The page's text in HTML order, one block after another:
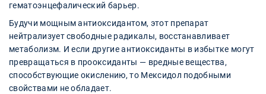
гематоэнцефалический барьер.
Будучи мощным антиоксидантом, этот препарат
нейтрализует свободные радикалы, восстанавливает
метаболизм. И если другие антиоксиданты в избытке могут
превращаться в прооксиданты — вредные вещества,
способствующие окислению, то Мексидол подобными
свойствами не обладает.